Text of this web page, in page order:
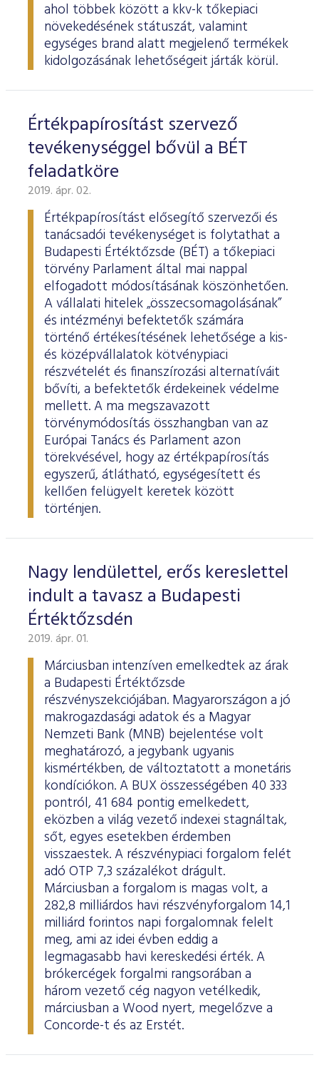
ahol többek között a kkv-k tőkepiaci
növekedésének státuszát, valamint
egységes brand alatt megjelenő termékek
kidolgozásának lehetőségeit járták körül.
Értékpapírosítást szervező
tevékenységgel bővül a BÉT
feladatköre
2019. ápr. 02.
Értékpapírosítást elősegítő szervezői és
tanácsadói tevékenységet is folytathat a
Budapesti Értéktőzsde (BÉT) a tőkepiaci
törvény Parlament által mai nappal
elfogadott módosításának köszönhetően.
A vállalati hitelek „összecsomagolásának”
és intézményi befektetők számára
történő értékesítésének lehetősége a kis-
és középvállalatok kötvénypiaci
részvételét és finanszírozási alternatíváit
bővíti, a befektetők érdekeinek védelme
mellett. A ma megszavazott
törvénymódosítás összhangban van az
Európai Tanács és Parlament azon
törekvésével, hogy az értékpapírosítás
egyszerű, átlátható, egységesített és
kellően felügyelt keretek között
történjen.
Nagy lendülettel, erős kereslettel
indult a tavasz a Budapesti
Értéktőzsdén
2019. ápr. 01.
Márciusban intenzíven emelkedtek az árak
a Budapesti Értéktőzsde
részvényszekciójában. Magyarországon a jó
makrogazdasági adatok és a Magyar
Nemzeti Bank (MNB) bejelentése volt
meghatározó, a jegybank ugyanis
kismértékben, de változtatott a monetáris
kondíciókon. A BUX összességében 40 333
pontról, 41 684 pontig emelkedett,
eközben a világ vezető indexei stagnáltak,
sőt, egyes esetekben érdemben
visszaestek. A részvénypiaci forgalom felét
adó OTP 7,3 százalékot drágult.
Márciusban a forgalom is magas volt, a
282,8 milliárdos havi részvényforgalom 14,1
milliárd forintos napi forgalomnak felelt
meg, ami az idei évben eddig a
legmagasabb havi kereskedési érték. A
brókercégek forgalmi rangsorában a
három vezető cég nagyon vetélkedik,
márciusban a Wood nyert, megelőzve a
Concorde-t és az Erstét.